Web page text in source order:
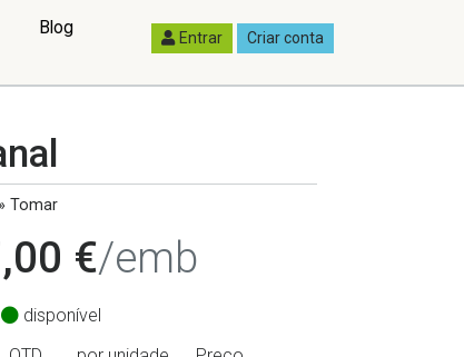
Blog Entrar Criar conta
Tomar
€/emb
disponível